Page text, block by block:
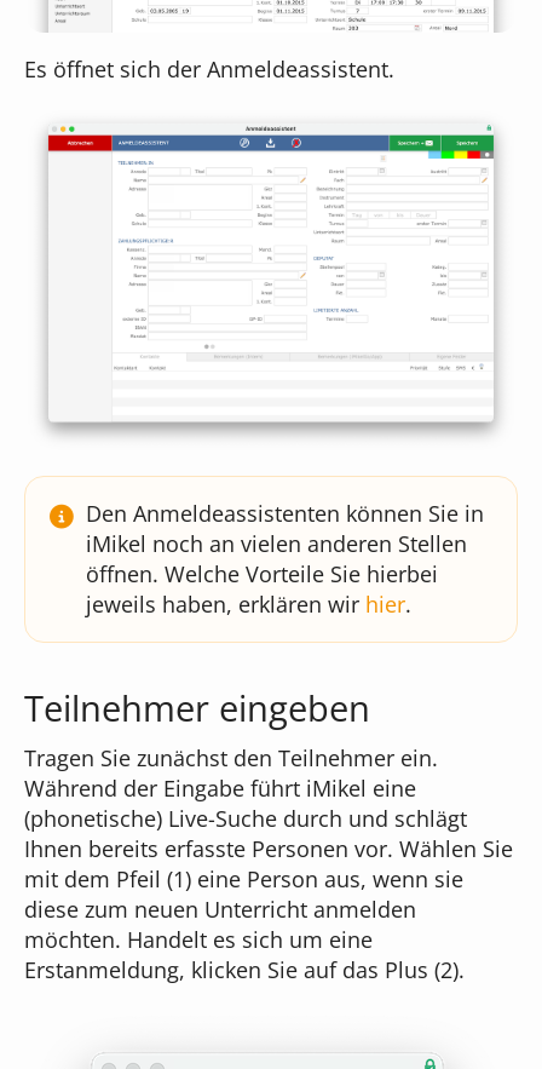
Es öffnet sich der Anmeldeassistent.
Den Anmeldeassistenten können Sie in
iMikel noch an vielen anderen Stellen
öffnen. Welche Vorteile Sie hierbei
jeweils haben, erklären wir hier.
Teilnehmer eingeben
Tragen Sie zunächst den Teilnehmer ein.
Während der Eingabe führt iMikel eine
(phonetische) Live-Suche durch und schlägt
Ihnen bereits erfasste Personen vor. Wählen Sie
mit dem Pfeil (1) eine Person aus, wenn sie
diese zum neuen Unterricht anmelden
möchten. Handelt es sich um eine
Erstanmeldung, klicken Sie auf das Plus (2).